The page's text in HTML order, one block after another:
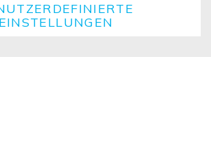
©2026 ISOLED FIAI Handels GmbH All
EINSTELLUNGEN